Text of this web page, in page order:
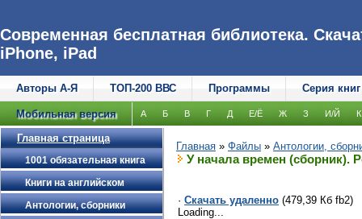
Современная бесплатная библиотека.
iPhone, iPad
Авторы А-Я ТОП-200 ВВС Программы Серия книг
Мобильная версия А Б В Г Д Е/Ё Ж З И/Й К
Главная страница
1001 обязательная книга
Книги на английском
Антологии, сборники
Главная » Файлы » Антологии,
У начала времен (сборник).
· Скачать удаленно (479,39 Кб fb2)
Loading...